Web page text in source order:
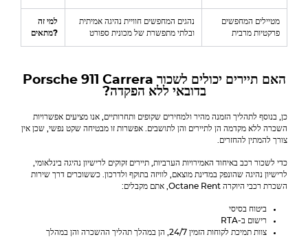
למי זה
מתאים?
נהגים המחפשים חוויית נהיגה אמיתית
ובלתי מתפשרת של מכונית ספורט
מטיילים המחפשים
פרקטיות מרבית
האם תיירים יכולים לשכור Porsche 911 Carrera
בדובאי ללא הפקדה?
כן, בנוסף לתהליך הזמנה מהיר ולמחירים שקופים ותחרותיים, אנו מציעים אפשרויות
השכרה ללא מקדמה הן לתיירים והן לתושבים. אפשרות זו מבטיחה שקט נפשי, שכן אין
צורך להמתין להחזרים.
כדי לשכור רכב באיחוד האמירויות הערביות, תיירים זקוקים לרישיון נהיגה בינלאומי,
לרישיון נהיגה שהונפק במדינת מוצאם, לוויזה בתוקף ולדרכון. כששוכרים דרך שירות
השכרת רכבי היוקרה Octane Rent, אתם מקבלים:
ביטוח בסיסי
רישום ב-RTA
צוות תמיכת לקוחות הזמין 24/7, הן במהלך תהליך ההשכרה והן במהלך